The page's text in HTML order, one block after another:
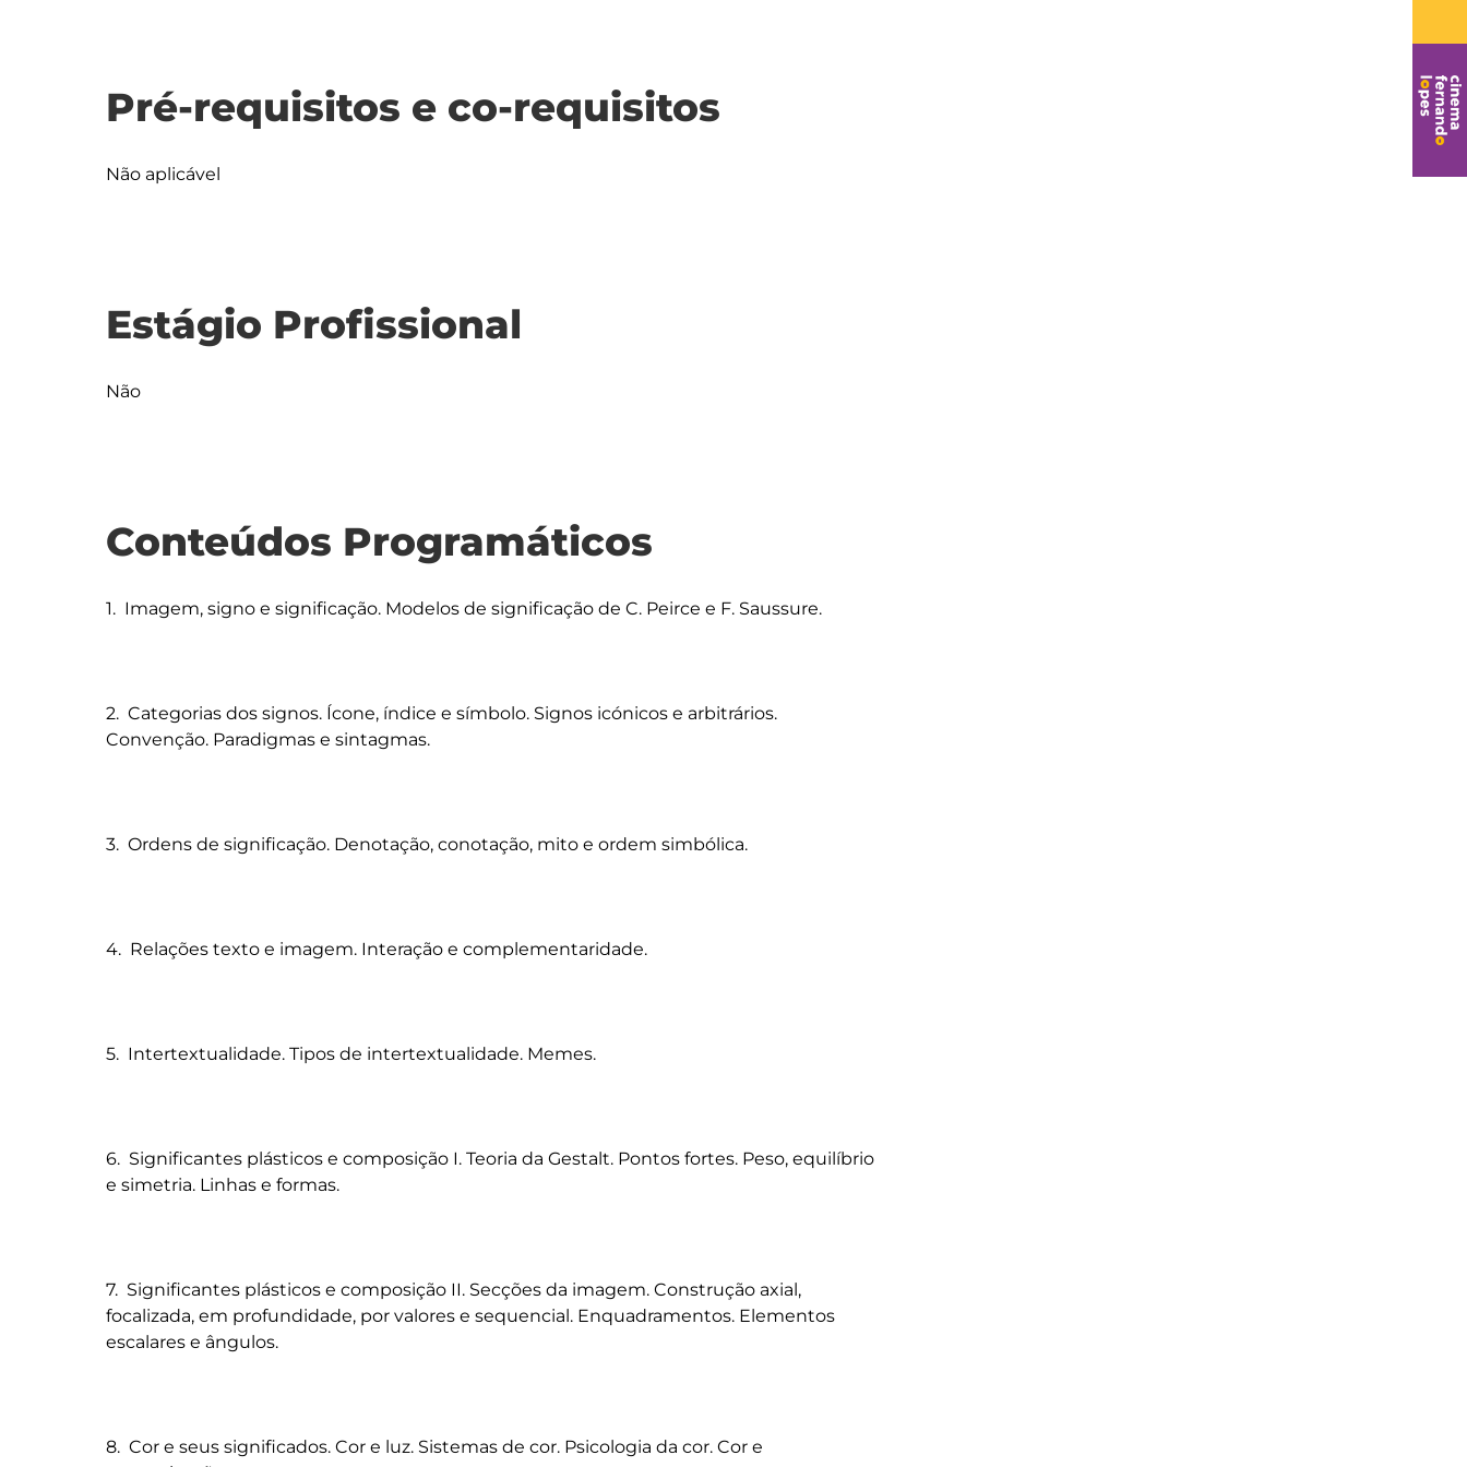
Pré-requisitos e co-requisitos
Não aplicável
Estágio Profissional
Não
Conteúdos Programáticos
1.  Imagem, signo e significação. Modelos de significação de C. Peirce e F. Saussure.
2.  Categorias dos signos. Ícone, índice e símbolo. Signos icónicos e arbitrários.
Convenção. Paradigmas e sintagmas.
3.  Ordens de significação. Denotação, conotação, mito e ordem simbólica.
4.  Relações texto e imagem. Interação e complementaridade.
5.  Intertextualidade. Tipos de intertextualidade. Memes.
6.  Significantes plásticos e composição I. Teoria da Gestalt. Pontos fortes. Peso, equilíbrio
e simetria. Linhas e formas.
7.  Significantes plásticos e composição II. Secções da imagem. Construção axial,
focalizada, em profundidade, por valores e sequencial. Enquadramentos. Elementos
escalares e ângulos.
8.  Cor e seus significados. Cor e luz. Sistemas de cor. Psicologia da cor. Cor e